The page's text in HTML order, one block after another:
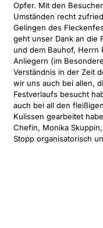
Opfer. Mit den
Umständen recht
Gelingen des
geht unser Dank an die
und dem Bauhof,
Anliegern (im
Verständnis in der Zeit
wir uns auch bei allen,
Festverlaufs besucht
auch bei all den
Kulissen gearbeitet
Chefin, Monika
Stopp organisatorisch